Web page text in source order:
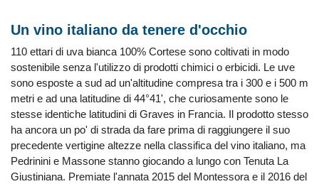
Un vino italiano da tenere d'occhio
110 ettari di uva bianca 100% Cortese sono coltivati in modo
sostenibile senza l'utilizzo di prodotti chimici o erbicidi. Le uve
sono esposte a sud ad un'altitudine compresa tra i 300 e i 500 m
metri e ad una latitudine di 44°41', che curiosamente sono le
stesse identiche latitudini di Graves in Francia. Il prodotto stesso
ha ancora un po' di strada da fare prima di raggiungere il suo
precedente vertigine altezze nella classifica del vino italiano, ma
Pedrinini e Massone stanno giocando a lungo con Tenuta La
Giustiniana. Premiate l'annata 2015 del Montessora e il 2016 del